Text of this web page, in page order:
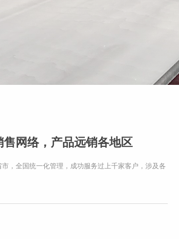
售网络，产品远销各地区
，全国统一化管理，成功服务过上千家客户，涉及各